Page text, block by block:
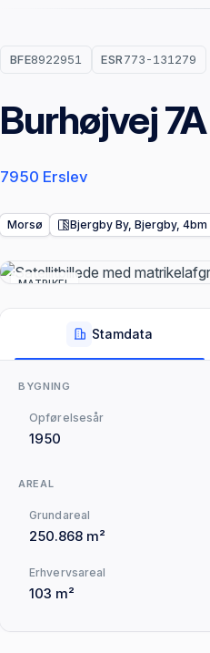
BFE8922951 ESR773-131279
Burhøjvej 7A
7950 Erslev
Morsø Bjergby By, Bjergby, 4bm
MATRIKEL
Stamdata
BYGNING
Opførelsesår
1950
AREAL
Grundareal
250.868 m²
Erhvervsareal
103 m²